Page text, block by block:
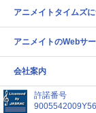
アニメイトタイムズ
アニメイトのWebサ
会社案内
許諾番号